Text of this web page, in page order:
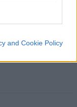
and Cookie Policy
31
Leggi i commenti